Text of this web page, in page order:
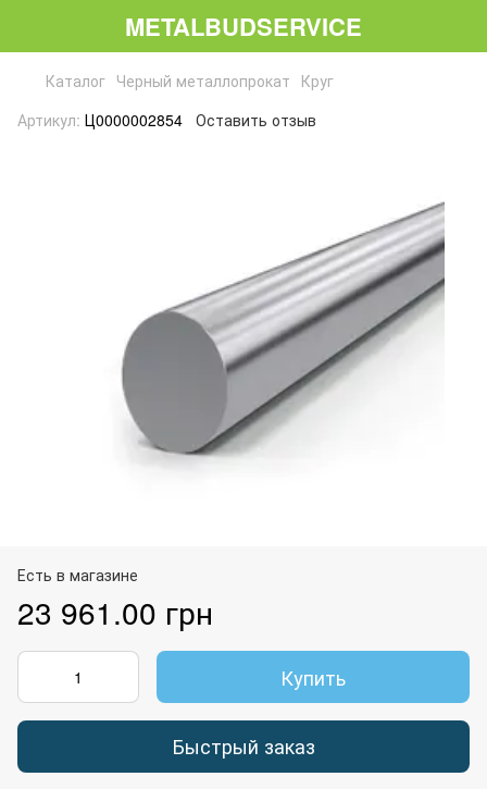
METALBUDSERVICE
Каталог Черный металлопрокат Круг
Артикул: Ц0000002854 Оставить отзыв
Есть в магазине
23 961.00 грн
Купить
Быстрый заказ